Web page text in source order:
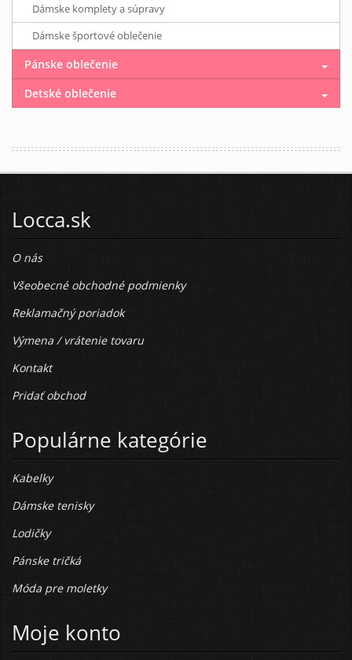
Dámske komplety a súpravy
Dámske športové oblečenie
Pánske oblečenie
Detské oblečenie
Locca.sk
O nás
Všeobecné obchodné podmienky
Reklamačný poriadok
Výmena / vrátenie tovaru
Kontakt
Pridať obchod
Populárne kategórie
Kabelky
Dámske tenisky
Lodičky
Pánske tričká
Móda pre moletky
Moje konto